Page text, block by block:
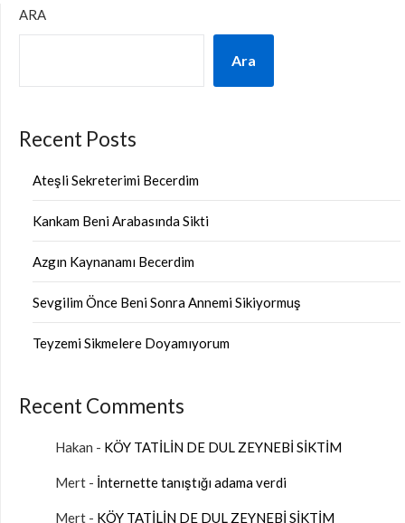
ARA
Ara
Recent Posts
Ateşli Sekreterimi Becerdim
Kankam Beni Arabasında Sikti
Azgın Kaynanamı Becerdim
Sevgilim Önce Beni Sonra Annemi Sikiyormuş
Teyzemi Sikmelere Doyamıyorum
Recent Comments
Hakan - KÖY TATİLİN DE DUL ZEYNEBİ SİKTİM
Mert - İnternette tanıştığı adama verdi
Mert - KÖY TATİLİN DE DUL ZEYNEBİ SİKTİM